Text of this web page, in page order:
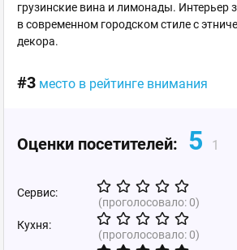
грузинские вина и лимонады. Интерьер
в современном городском стиле с
декора.
#3 место в рейтинге внимания
Оценки посетителей: 5 1
Сервис:
(проголосовало:0)
Кухня:
(проголосовало:0)